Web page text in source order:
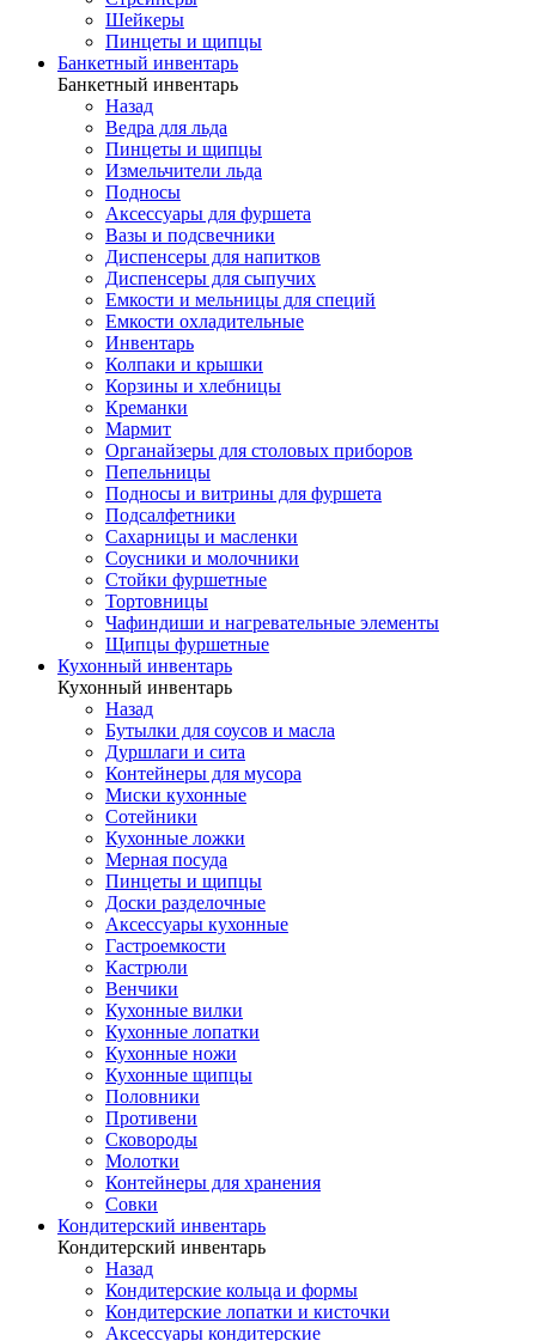
Шейкеры
Пинцеты и щипцы
Банкетный инвентарь
Банкетный инвентарь
Назад
Ведра для льда
Пинцеты и щипцы
Измельчители льда
Подносы
Аксессуары для фуршета
Вазы и подсвечники
Диспенсеры для напитков
Диспенсеры для сыпучих
Емкости и мельницы для специй
Емкости охладительные
Инвентарь
Колпаки и крышки
Корзины и хлебницы
Креманки
Мармит
Органайзеры для столовых приборов
Пепельницы
Подносы и витрины для фуршета
Подсалфетники
Сахарницы и масленки
Соусники и молочники
Стойки фуршетные
Тортовницы
Чафиндиши и нагревательные элементы
Щипцы фуршетные
Кухонный инвентарь
Кухонный инвентарь
Назад
Бутылки для соусов и масла
Дуршлаги и сита
Контейнеры для мусора
Миски кухонные
Сотейники
Кухонные ложки
Мерная посуда
Пинцеты и щипцы
Доски разделочные
Аксессуары кухонные
Гастроемкости
Кастрюли
Венчики
Кухонные вилки
Кухонные лопатки
Кухонные ножи
Кухонные щипцы
Половники
Противени
Сковороды
Молотки
Контейнеры для хранения
Совки
Кондитерский инвентарь
Кондитерский инвентарь
Назад
Кондитерские кольца и формы
Кондитерские лопатки и кисточки
Аксессуары кондитерские